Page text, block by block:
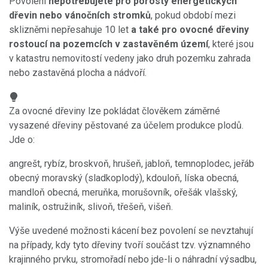
dřevin nebo vánočních stromků, pokud období mezi
sklizněmi nepřesahuje 10 let a také pro ovocné dřeviny
rostoucí na pozemcích v zastavěném území, které jsou
v katastru nemovitostí vedeny jako druh pozemku zahrada
nebo zastavěná plocha a nádvoří.
Za ovocné dřeviny lze pokládat člověkem záměrné
vysazené dřeviny pěstované za účelem produkce plodů.
Jde o:
angrešt, rybíz, broskvoň, hrušeň, jabloň, temnoplodec, jeřáb
obecný moravský (sladkoplodý), kdouloň, líska obecná,
mandloň obecná, meruňka, morušovník, ořešák vlašský,
maliník, ostružiník, slivoň, třešeň, višeň.
Výše uvedené možnosti kácení bez povolení se nevztahují
na případy, kdy tyto dřeviny tvoří součást tzv. významného
krajinného prvku, stromořadí nebo jde-li o náhradní výsadbu,